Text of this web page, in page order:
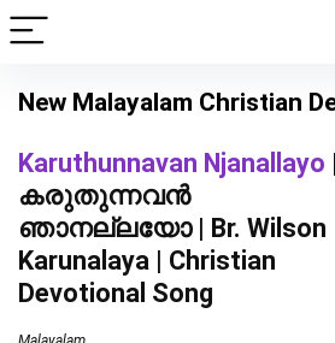
New Malayalam Christian
Karuthunnavan Njanallayo |
കരുതുന്നവന്‍
ഞാനല്ലയോ | Br. Wilson
Karunalaya | Christian
Devotional Song